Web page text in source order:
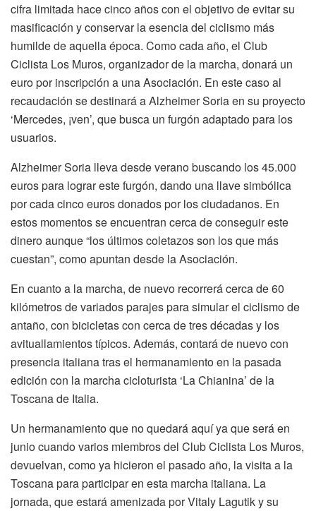
cifra limitada hace cinco años con el objetivo de evitar su
masificación y conservar la esencia del ciclismo más
humilde de aquella época. Como cada año, el Club
Ciclista Los Muros, organizador de la marcha, donará un
euro por inscripción a una Asociación. En este caso al
recaudación se destinará a Alzheimer Soria en su proyecto
‘Mercedes, ¡ven’, que busca un furgón adaptado para los
usuarios.
Alzheimer Soria lleva desde verano buscando los 45.000
euros para lograr este furgón, dando una llave simbólica
por cada cinco euros donados por los ciudadanos. En
estos momentos se encuentran cerca de conseguir este
dinero aunque “los últimos coletazos son los que más
cuestan”, como apuntan desde la Asociación.
En cuanto a la marcha, de nuevo recorrerá cerca de 60
kilómetros de variados parajes para simular el ciclismo de
antaño, con bicicletas con cerca de tres décadas y los
avituallamientos típicos. Además, contará de nuevo con
presencia italiana tras el hermanamiento en la pasada
edición con la marcha cicloturista ‘La Chianina’ de la
Toscana de Italia.
Un hermanamiento que no quedará aquí ya que será en
junio cuando varios miembros del Club Ciclista Los Muros,
devuelvan, como ya hicieron el pasado año, la visita a la
Toscana para participar en esta marcha italiana. La
jornada, que estará amenizada por Vitaly Lagutik y su